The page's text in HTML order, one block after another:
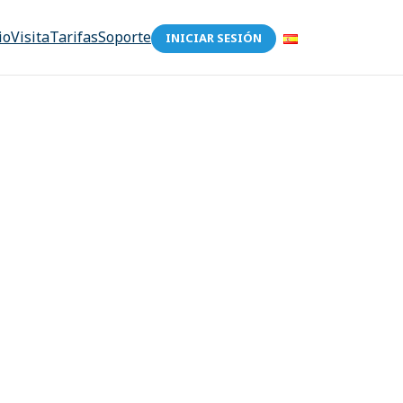
VisitaTarifasSoporte INICIAR SESIÓN